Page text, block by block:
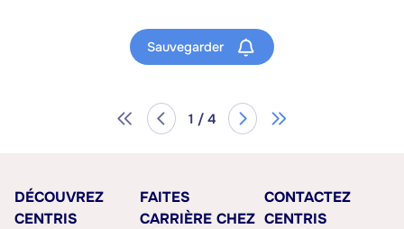
Sauvegarder
1 / 4
DÉCOUVREZ
CENTRIS
FAITES
CARRIÈRE CHEZ
CONTACTEZ
CENTRIS